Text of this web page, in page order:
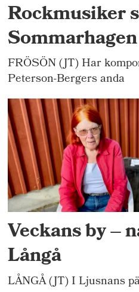
Rockmusiker
Sommarhagen
FRÖSÖN (JT) Har
Peterson-Bergers anda
Veckans by –
Långå
LÅNGÅ (JT) I Ljusnans